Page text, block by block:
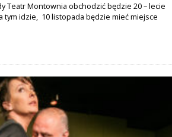
Teatr Montownia obchodzić będzie 20 – lecie
tym idzie, 10 listopada będzie mieć miejsce